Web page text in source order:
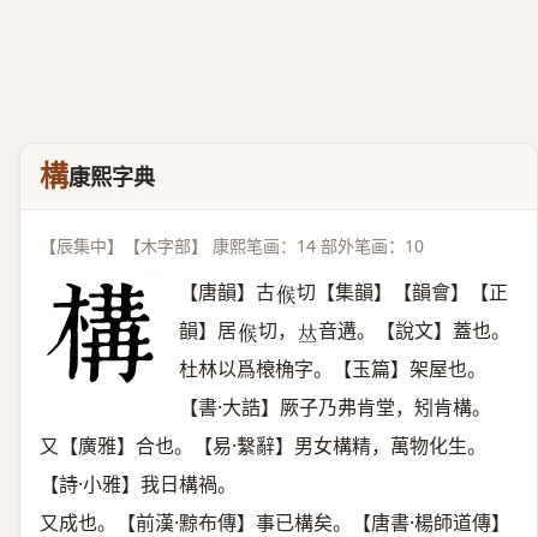
構康熙字典
【辰集中】【木字部】 康熙笔画：14 部外笔画：10
【唐韻】古𠋫 切【集韻】【韻會】【正
韻】居𠋫 切， 𠀤音遘。【說文】蓋也。
杜林以爲榱桷字。【玉篇】架屋也。
【書·大誥】厥子乃弗肯堂，矧肯構。
又【廣雅】合也。【易·繫辭】男女構精，萬物化生。
【詩·小雅】我日構禍。
又成也。【前漢·黥布傳】事已構矣。【唐書·楊師道傳】